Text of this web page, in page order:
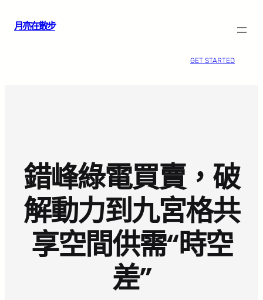
月亮在散步
GET STARTED
錯峰綠電買賣，破
解動力到九宮格共
享空間供需“時空
差”